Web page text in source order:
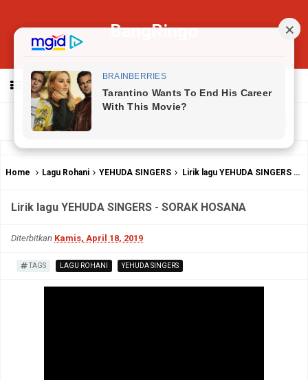
BangRingo
MENU
Home Lagu Rohani YEHUDA SINGERS Lirik lagu YEHUDA SINGERS - SORAK HOSANA
Lirik lagu YEHUDA SINGERS - SORAK HOSANA
Diterbitkan Kamis, April 18, 2019
TAGS LAGU ROHANI YEHUDA SINGERS